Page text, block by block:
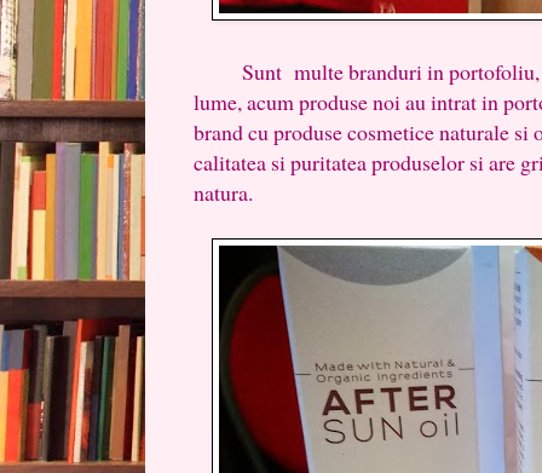
Sunt multe branduri in portofoliu,
lume, acum produse noi au intrat in
brand cu produse cosmetice naturale si
calitatea si puritatea produselor si are
natura.